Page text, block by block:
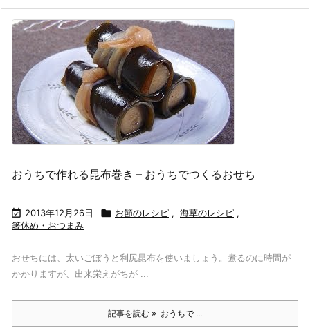
おうちで作れる昆布巻き – おうちでつくるおせち
 2013年12月26日  お節のレシピ , 海草のレシピ ,
箸休め・おつまみ
おせちには、太いごぼうと利尻昆布を使いましょう。煮るのに時間が
かかりますが、出来栄えがちが ...
記事を読む おうちで ...